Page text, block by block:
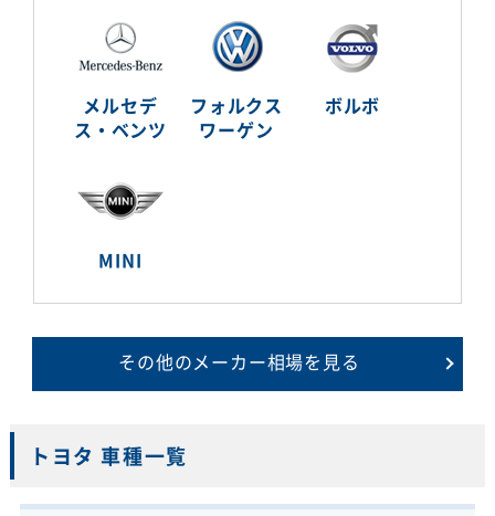
メルセデ
ス・ベンツ
フォルクス
ワーゲン
ボルボ
MINI
その他のメーカー相場を見る
トヨタ 車種一覧